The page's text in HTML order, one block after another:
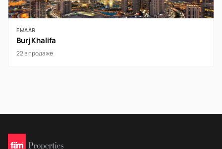
EMAAR
Burj Khalifa
22 в продаже